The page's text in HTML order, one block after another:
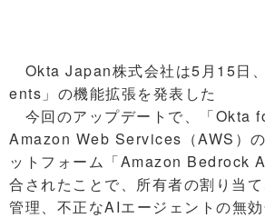
Okta Japan株式会社は5月15日
ents」の機能拡張を発表した
今回のアップデートで、「Okta
Amazon Web Services（AWS）
ットフォーム「Amazon Bedrock
合されたことで、所有者の割り当
管理、不正なAIエージェントの無